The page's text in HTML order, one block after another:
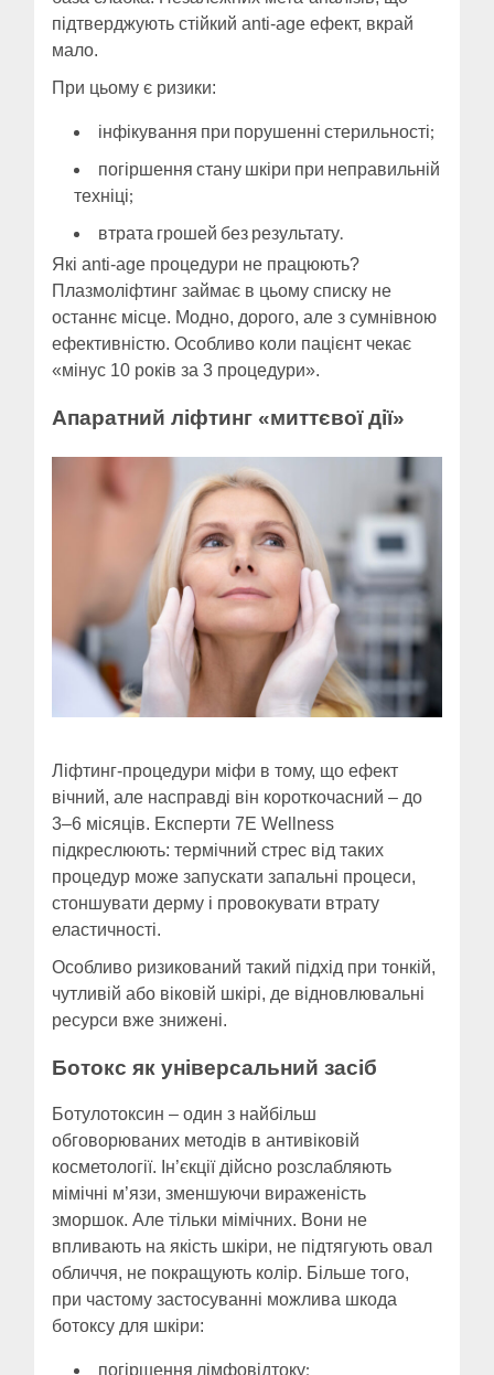
підтверджують стійкий anti-age ефект, вкрай
мало.
При цьому є ризики:
інфікування при порушенні стерильності;
погіршення стану шкіри при неправильній
техніці;
втрата грошей без результату.
Які anti-age процедури не працюють?
Плазмоліфтинг займає в цьому списку не
останнє місце. Модно, дорого, але з сумнівною
ефективністю. Особливо коли пацієнт чекає
«мінус 10 років за 3 процедури».
Апаратний ліфтинг «миттєвої дії»
Ліфтинг-процедури міфи в тому, що ефект
вічний, але насправді він короткочасний – до
3–6 місяців. Експерти 7E Wellness
підкреслюють: термічний стрес від таких
процедур може запускати запальні процеси,
стоншувати дерму і провокувати втрату
еластичності.
Особливо ризикований такий підхід при тонкій,
чутливій або віковій шкірі, де відновлювальні
ресурси вже знижені.
Ботокс як універсальний засіб
Ботулотоксин – один з найбільш
обговорюваних методів в антивіковій
косметології. Ін’єкції дійсно розслабляють
мімічні м’язи, зменшуючи вираженість
зморшок. Але тільки мімічних. Вони не
впливають на якість шкіри, не підтягують овал
обличчя, не покращують колір. Більше того,
при частому застосуванні можлива шкода
ботоксу для шкіри:
погіршення лімфовідтоку;